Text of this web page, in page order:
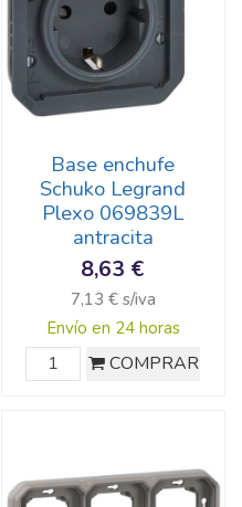
Base enchufe
Schuko Legrand
Plexo 069839L
antracita
8,63 €
7,13 € s/iva
Envío en 24 horas
COMPRAR